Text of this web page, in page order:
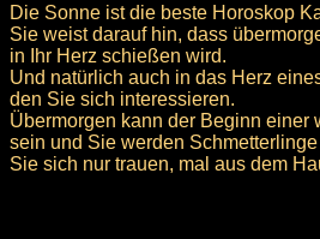
Die Sonne ist die beste Horoskop
Sie weist darauf hin, dass
in Ihr Herz schießen wird.
Und natürlich auch in das Herz
den Sie sich interessieren.
Übermorgen kann der Beginn einer
sein und Sie werden
Sie sich nur trauen, mal aus dem